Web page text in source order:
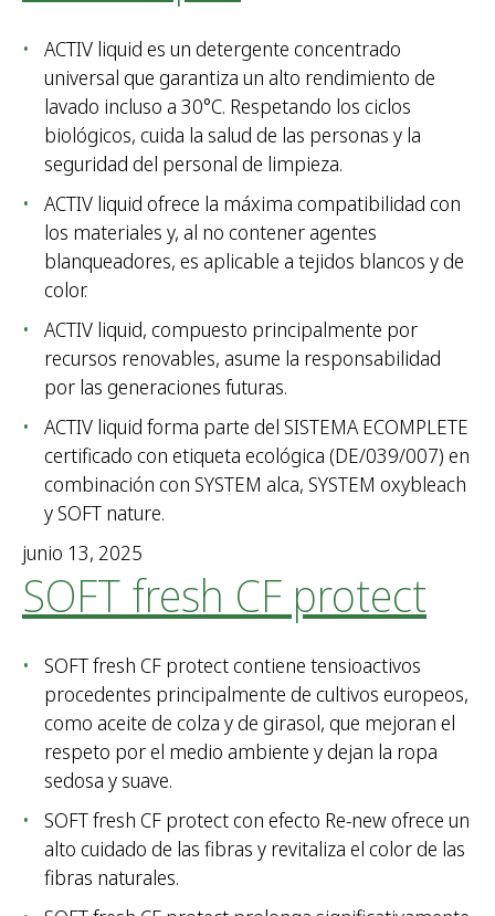
ACTIV liquid es un detergente concentrado
universal que garantiza un alto rendimiento de
lavado incluso a 30°C. Respetando los ciclos
biológicos, cuida la salud de las personas y la
seguridad del personal de limpieza.
ACTIV liquid ofrece la máxima compatibilidad con
los materiales y, al no contener agentes
blanqueadores, es aplicable a tejidos blancos y de
color.
ACTIV liquid, compuesto principalmente por
recursos renovables, asume la responsabilidad
por las generaciones futuras.
ACTIV liquid forma parte del SISTEMA ECOMPLETE
certificado con etiqueta ecológica (DE/039/007) en
combinación con SYSTEM alca, SYSTEM oxybleach
y SOFT nature.
junio 13, 2025
SOFT fresh CF protect
SOFT fresh CF protect contiene tensioactivos
procedentes principalmente de cultivos europeos,
como aceite de colza y de girasol, que mejoran el
respeto por el medio ambiente y dejan la ropa
sedosa y suave.
SOFT fresh CF protect con efecto Re-new ofrece un
alto cuidado de las fibras y revitaliza el color de las
fibras naturales.